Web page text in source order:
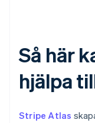
Så här
hjälpa
Stripe Atlas